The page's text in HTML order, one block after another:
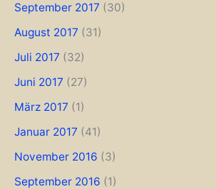
September 2017 (30)
August 2017 (31)
Juli 2017 (32)
Juni 2017 (27)
März 2017 (1)
Januar 2017 (41)
November 2016 (3)
September 2016 (1)